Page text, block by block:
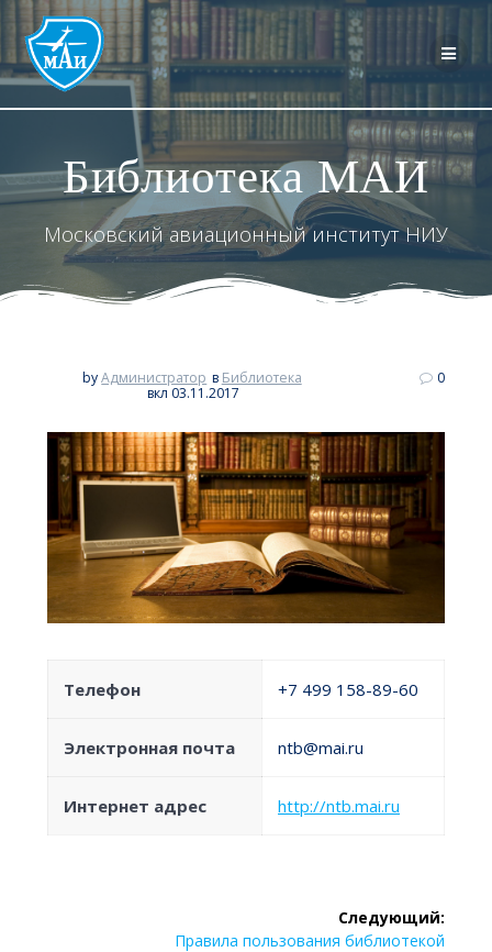
Перейти
к
контенту
Библиотека МАИ
Московский авиационный институт НИУ
byАдминистратор в Библиотека
вкл 03.11.2017
0
Телефон +7 499 158-89-60
Электронная почта ntb@mai.ru
Интернет адрес http://ntb.mai.ru
Следующий:
Следующая
Правила пользования библиотекой